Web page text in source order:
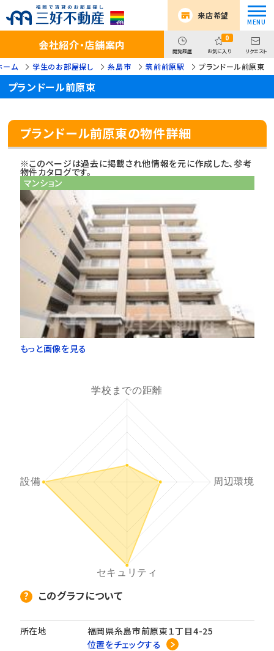
来店希望
会社紹介・店舗案内 閲覧履歴
0
お気に入り リクエスト
ーム 学生のお部屋探し 糸島市 筑前前原駅 プランドール前原東
プランドール前原東
プランドール前原東の物件詳細
※このページは過去に掲載され他情報を元に作成した、参考
物件カタログです。
マンション
もっと画像を見る
このグラフについて
所在地
福岡県糸島市前原東１丁目4-25
位置をチェックする